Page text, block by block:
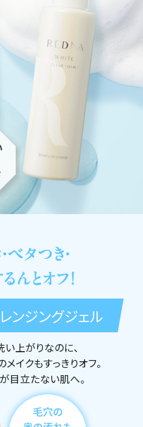
ンジングジェル
上がりなのに、
イクもすっきりオフ。
目立たない肌へ。